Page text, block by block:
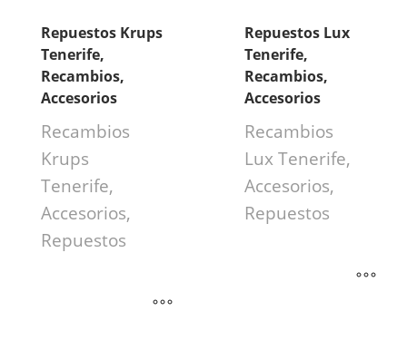
Repuestos Krups
Tenerife,
Recambios,
Accesorios
Recambios
Krups
Tenerife,
Accesorios,
Repuestos
Repuestos Lux
Tenerife,
Recambios,
Accesorios
Recambios
Lux Tenerife,
Accesorios,
Repuestos